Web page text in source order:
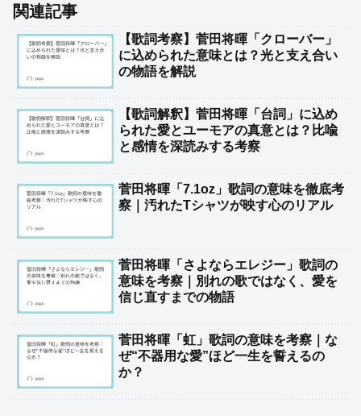
関連記事
【歌詞考察】菅田将暉「クローバー」
に込められた意味とは？光と支え合い
の物語を解説
【歌詞解釈】菅田将暉「台詞」に込め
られた愛とユーモアの真意とは？比喩
と感情を深読みする考察
菅田将暉「7.1oz」歌詞の意味を徹底考
察｜汚れたTシャツが映す心のリアル
菅田将暉「さよならエレジー」歌詞の
意味を考察｜別れの歌ではなく、愛を
信じ直すまでの物語
菅田将暉「虹」歌詞の意味を考察｜な
ぜ“不器用な愛”ほど一生を誓えるの
か？